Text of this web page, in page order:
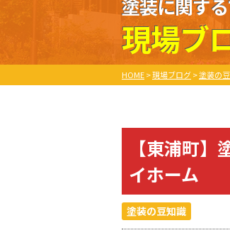
塗装に関す
現場ブ
HOME>現場ブログ>塗装の
【東浦町
イホーム
塗装の豆知識